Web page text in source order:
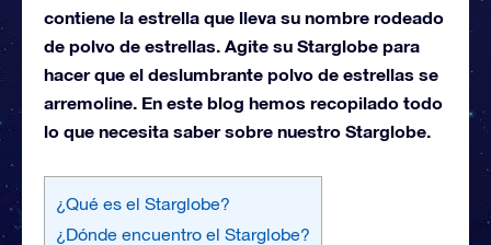
contiene la estrella que lleva su nombre rodeado
de polvo de estrellas. Agite su Starglobe para
hacer que el deslumbrante polvo de estrellas se
arremoline. En este blog hemos recopilado todo
lo que necesita saber sobre nuestro Starglobe.
¿Qué es el Starglobe?
¿Dónde encuentro el Starglobe?